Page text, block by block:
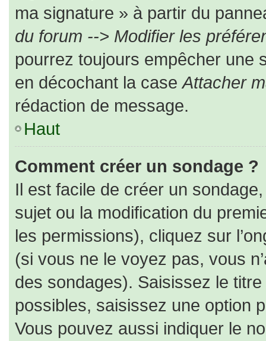
ma signature » à partir du
du forum --> Modifier les
pourrez toujours empêcher une
en décochant la caseAttacher
rédaction de message.
Haut
Comment créer un sondage ?
Il est facile de créer un
sujet ou la modification du
les permissions), cliquez sur
(si vous ne le voyez pas, vous
des sondages). Saisissez le
possibles, saisissez une option
Vous pouvez aussi indiquer le